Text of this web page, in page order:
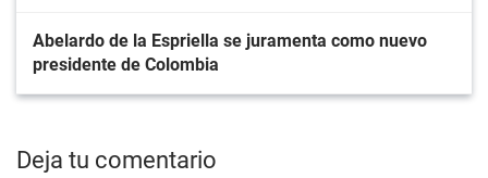
Abelardo de la Espriella se juramenta como nuevo
presidente de Colombia
Deja tu comentario